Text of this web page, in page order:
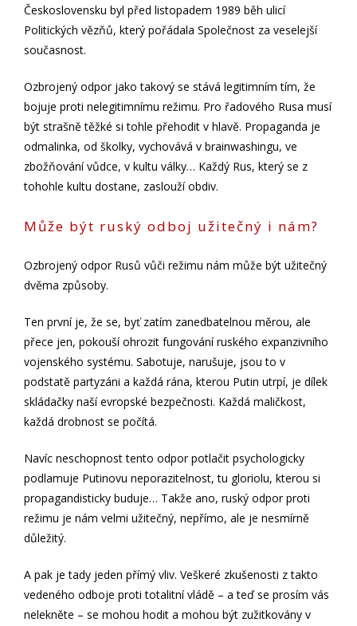
Československu byl před listopadem 1989 běh ulicí
Politických vězňů, který pořádala Společnost za veselejší
současnost.
Ozbrojený odpor jako takový se stává legitimním tím, že
bojuje proti nelegitimnímu režimu. Pro řadového Rusa musí
být strašně těžké si tohle přehodit v hlavě. Propaganda je
odmalinka, od školky, vychovává v brainwashingu, ve
zbožňování vůdce, v kultu války… Každý Rus, který se z
tohohle kultu dostane, zaslouží obdiv.
Může být ruský odboj užitečný i nám?
Ozbrojený odpor Rusů vůči režimu nám může být užitečný
dvěma způsoby.
Ten první je, že se, byť zatím zanedbatelnou měrou, ale
přece jen, pokouší ohrozit fungování ruského expanzivního
vojenského systému. Sabotuje, narušuje, jsou to v
podstatě partyzáni a každá rána, kterou Putin utrpí, je dílek
skládačky naší evropské bezpečnosti. Každá maličkost,
každá drobnost se počítá.
Navíc neschopnost tento odpor potlačit psychologicky
podlamuje Putinovu neporazitelnost, tu gloriolu, kterou si
propagandisticky buduje… Takže ano, ruský odpor proti
režimu je nám velmi užitečný, nepřímo, ale je nesmírně
důležitý.
A pak je tady jeden přímý vliv. Veškeré zkušenosti z takto
vedeného odboje proti totalitní vládě – a teď se prosím vás
nelekněte – se mohou hodit a mohou být zužitkovány v